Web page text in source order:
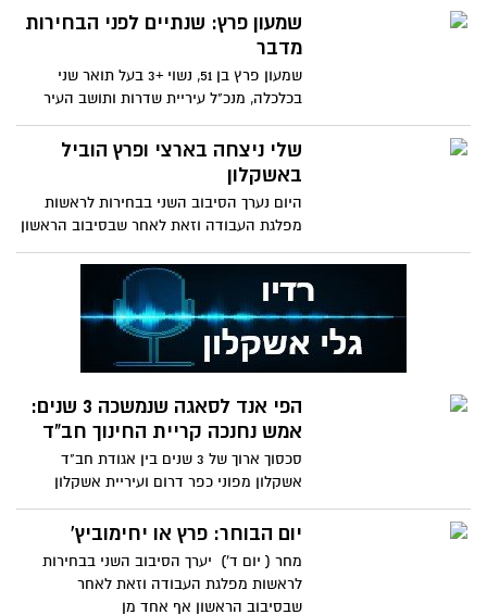
שמעון פרץ: שנתיים לפני הבחירות
מדבר
שמעון פרץ בן 51, נשוי +3 בעל תואר שני
בכלכלה, מנכ"ל עיריית שדרות ותושב העיר
אשקלון אשר בבחירות
שלי ניצחה בארצי ופרץ הוביל
באשקלון
היום נערך הסיבוב השני בבחירות לראשות
מפלגת העבודה וזאת לאחר שבסיבוב הראשון
אף אחד מן המועמדים לא
הפי אנד לסאגה שנמשכה 3 שנים:
אמש נחנכה קריית החינוך חב"ד
סכסוך ארוך של 3 שנים בין אגודת חב"ד
אשקלון מפוני כפר דרום ועיריית אשקלון
הסתיים אתמול "בהפי אנד"
יום הבוחר: פרץ או יחימוביץ'
מחר ( יום ד') יערך הסיבוב השני בבחירות
לראשות מפלגת העבודה וזאת לאחר
שבסיבוב הראשון אף אחד מן